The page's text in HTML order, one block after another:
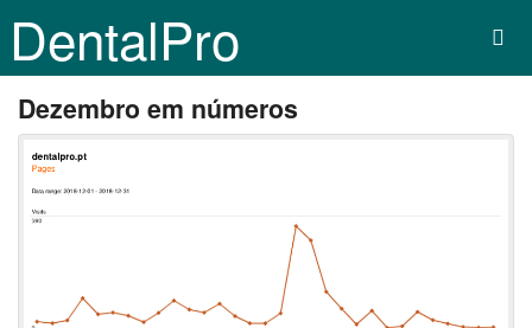
DentalPro
Dezembro em números